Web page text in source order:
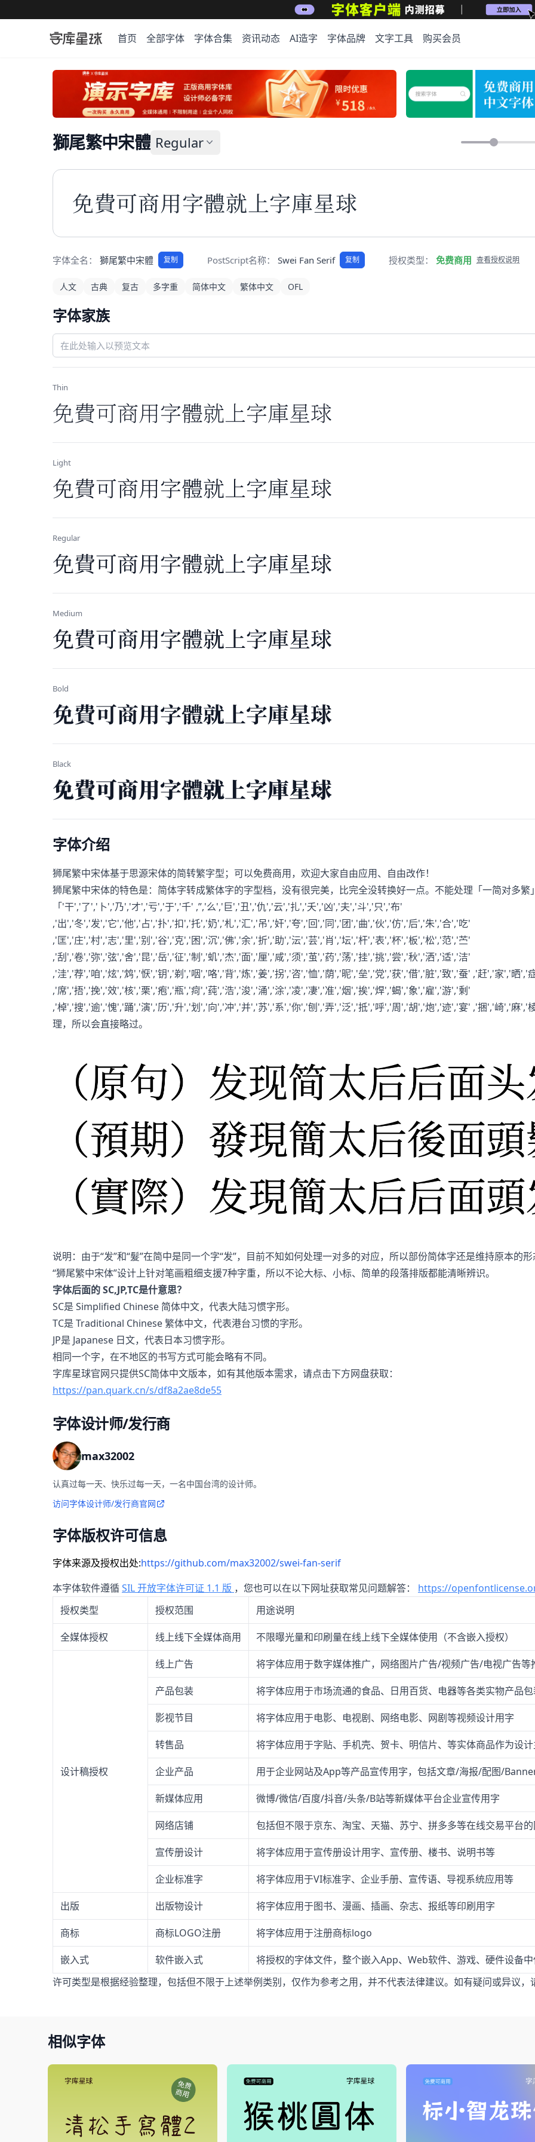
首页 全部字体 字体合集 资讯动态 AI造字 字体品牌 文字工具 购买会员
獅尾繁中宋體 Regular
免费可商用字体就上字库星球
字体全名： 獅尾繁中宋體 复制 PostScript名称： Swei Fan Serif 复制 授权类型： 免费商用 查看授权说明
人文 古典 复古 多字重 简体中文 繁体中文 OFL
字体家族
Thin
免费可商用字体就上字库星球
Light
免费可商用字体就上字库星球
Regular
免费可商用字体就上字库星球
Medium
免费可商用字体就上字库星球
Bold
免费可商用字体就上字库星球
Black
免费可商用字体就上字库星球
字体介绍
狮尾繁中宋体基于思源宋体的简转繁字型；可以免费商用，欢迎大家自由应用、自由改作！
狮尾繁中宋体的特色是：简体字转成繁体字的字型档，没有很完美，比完全没转换好一点。不能处理「一简对多
「'干','了','卜','乃','才','亏','于','千' ,”,'么','巨','丑','仇','云','扎','夭','凶','夫','斗','只','布'
,'出','冬','发','它','他','占','扑','扣','托','奶','札','汇','吊','奸','夸','回','同','团','曲','伙','仿','后','朱','合','吃'
,'匡','庄','村','志','里','别','谷','克','困','沉','佛','余','折','助','沄','芸','肖','坛','杆','表','杯','板','松','范','苎'
,'刮','卷','弥','弦','舍','昆','岳','征','制','虮','杰','面','厘','咸','须','茧','药','荡','挂','挑','尝','秋','洒','适','洁'
,'洼','荐','咱','炫','鸩','恹','钥','剃','咽','咯','背','炼','姜','拐','咨','恤','荫','昵','垒','党','获','借','脏','致','蚕' ,'赶','家','晒','
,'席','捂','挽','效','核','栗','疱','瓶','疴','莼','浩','浚','涌','涂','凌','凄','准','烟','挨','焊','蝎','象','雇','游','剩'
,'棹','搜','逾','愧','踊','演','历','升','划','向','冲','并','苏','系','你','刨','弄','泛','抵','呼','周','胡','炮','迹','宴' ,'捆','崎','麻','
理，所以会直接略过。
说明：由于“发”和“髮”在简中是同一个字“发”，目前不知如何处理一对多的对应，所以部份简体字还是维持原本的
“狮尾繁中宋体”设计上针对笔画粗细支援7种字重，所以不论大标、小标、简单的段落排版都能清晰辨识。
字体后面的 SC,JP,TC是什意思？
SC是 Simplified Chinese 简体中文，代表大陆习惯字形。
TC是 Traditional Chinese 繁体中文，代表港台习惯的字形。
JP是 Japanese 日文，代表日本习惯字形。
相同一个字，在不地区的书写方式可能会略有不同。
字库星球官网只提供SC简体中文版本，如有其他版本需求，请点击下方网盘获取：
https://pan.quark.cn/s/df8a2ae8de55
字体设计师/发行商
max32002
认真过每一天、快乐过每一天，一名中国台湾的设计师。
访问字体设计师/发行商官网
字体版权许可信息
字体来源及授权出处:https://github.com/max32002/swei-fan-serif
本字体软件遵循SIL 开放字体许可证 1.1 版 ，您也可以在以下网址获取常见问题解答： https://
授权类型
授权范围 用途说明
全媒体授权 线上线下全媒体商用 不限曝光量和印刷量在线上线下全媒体使用（不含嵌入授权）
设计稿授权
线上广告 将字体应用于数字媒体推广，网络图片广告/视频广告/电视广告等
产品包装 将字体应用于市场流通的食品、日用百货、电器等各类实物产品
影视节目 将字体应用于电影、电视剧、网络电影、网剧等视频设计用字
转售品 将字体应用于字贴、手机壳、贺卡、明信片、等实体商品作为设
企业产品 用于企业网站及App等产品宣传用字，包括文章/海报/配图/
新媒体应用 微博/微信/百度/抖音/头条/B站等新媒体平台企业宣传用字
网络店铺 包括但不限于京东、淘宝、天猫、苏宁、拼多多等在线交易平台
宣传册设计 将字体应用于宣传册设计用字、宣传册、楼书、说明书等
企业标准字 将字体应用于VI标准字、企业手册、宣传语、导视系统应用等
出版 出版物设计 将字体应用于图书、漫画、插画、杂志、报纸等印刷用字
商标 商标LOGO注册 将字体应用于注册商标logo
嵌入式 软件嵌入式
将授权的字体文件，整个嵌入App、Web软件、游戏、硬件设备
许可类型是根据经验整理，包括但不限于上述举例类别，仅作为参考之用，并不代表法律建议。如有疑问或异议
相似字体